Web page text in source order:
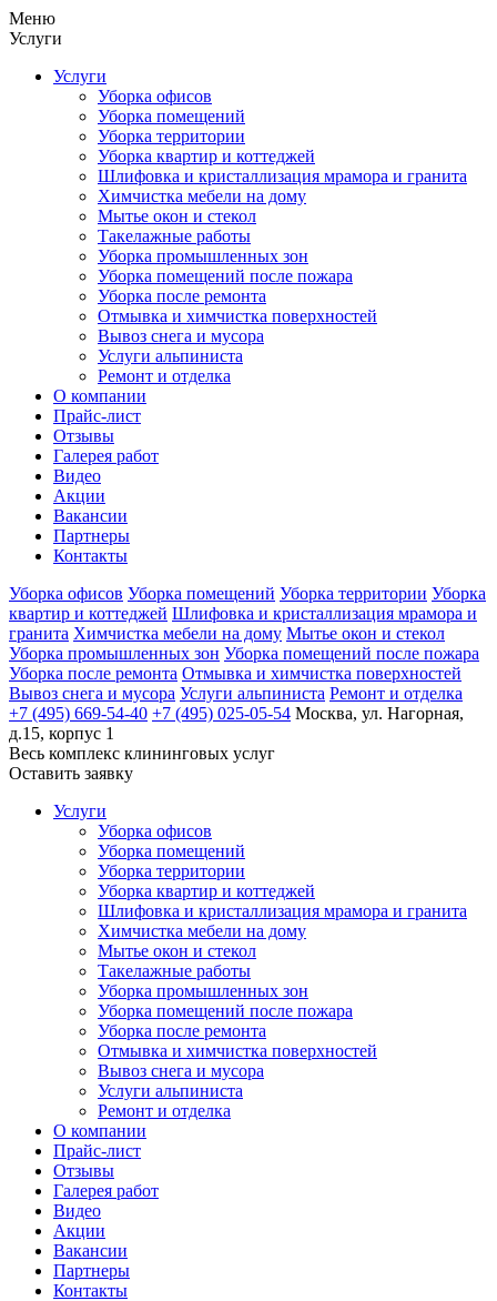
Меню
Услуги
Услуги
Уборка офисов
Уборка помещений
Уборка территории
Уборка квартир и коттеджей
Шлифовка и кристаллизация мрамора и гранита
Химчистка мебели на дому
Мытье окон и стекол
Такелажные работы
Уборка промышленных зон
Уборка помещений после пожара
Уборка после ремонта
Отмывка и химчистка поверхностей
Вывоз снега и мусора
Услуги альпиниста
Ремонт и отделка
О компании
Прайс-лист
Отзывы
Галерея работ
Видео
Акции
Вакансии
Партнеры
Контакты
Уборка офисов Уборка помещений Уборка территории Уборка
квартир и коттеджей Шлифовка и кристаллизация мрамора и
гранита Химчистка мебели на дому Мытье окон и стекол
Уборка промышленных зон Уборка помещений после пожара
Уборка после ремонта Отмывка и химчистка поверхностей
Вывоз снега и мусора Услуги альпиниста Ремонт и отделка
+7 (495) 669-54-40 +7 (495) 025-05-54 Москва, ул. Нагорная,
д.15, корпус 1
Весь комплекс клининговых услуг
Оставить заявку
Услуги
Уборка офисов
Уборка помещений
Уборка территории
Уборка квартир и коттеджей
Шлифовка и кристаллизация мрамора и гранита
Химчистка мебели на дому
Мытье окон и стекол
Такелажные работы
Уборка промышленных зон
Уборка помещений после пожара
Уборка после ремонта
Отмывка и химчистка поверхностей
Вывоз снега и мусора
Услуги альпиниста
Ремонт и отделка
О компании
Прайс-лист
Отзывы
Галерея работ
Видео
Акции
Вакансии
Партнеры
Контакты